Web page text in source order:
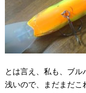
とは言え、私も、ブ
浅いので、まだまだこ